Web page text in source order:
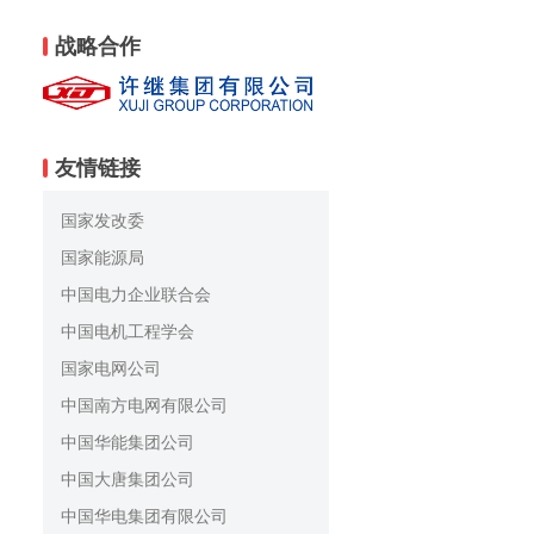
战略合作
友情链接
国家发改委
国家能源局
中国电力企业联合会
中国电机工程学会
国家电网公司
中国南方电网有限公司
中国华能集团公司
中国大唐集团公司
中国华电集团有限公司